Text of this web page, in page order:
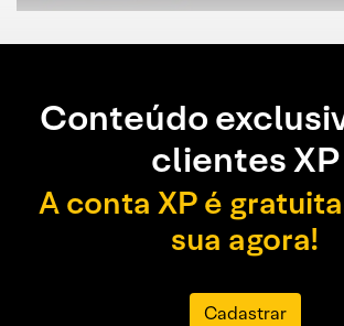
Conteúdo
clientes XP
A conta XP é
sua agora!
Cadastrar